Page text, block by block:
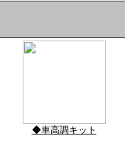
◆車高調キット